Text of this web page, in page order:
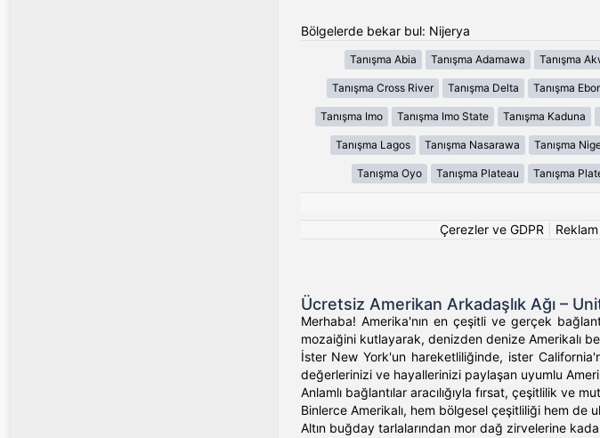
Bölgelerde bekar bul: Nijerya
Tanışma Abia Tanışma Adamawa Tanışma
Tanışma Cross River Tanışma Delta Tanışma
Tanışma Imo Tanışma Imo State Tanışma Kaduna
Tanışma Lagos Tanışma Nasarawa Tanışma
Tanışma Oyo Tanışma Plateau Tanışma
Çerezler ve GDPR
Reklam
Ücretsiz Amerikan Arkadaşlık Ağı –
Merhaba! Amerika'nın en çeşitli ve gerçek
mozaiğini kutlayarak, denizden denize Amerikalı
İster New York'un hareketliliğinde, ister
değerlerinizi ve hayallerinizi paylaşan uyumlu
Anlamlı bağlantılar aracılığıyla fırsat, çeşitlilik ve
Binlerce Amerikalı, hem bölgesel çeşitliliği hem de
Altın buğday tarlalarından mor dağ zirvelerine